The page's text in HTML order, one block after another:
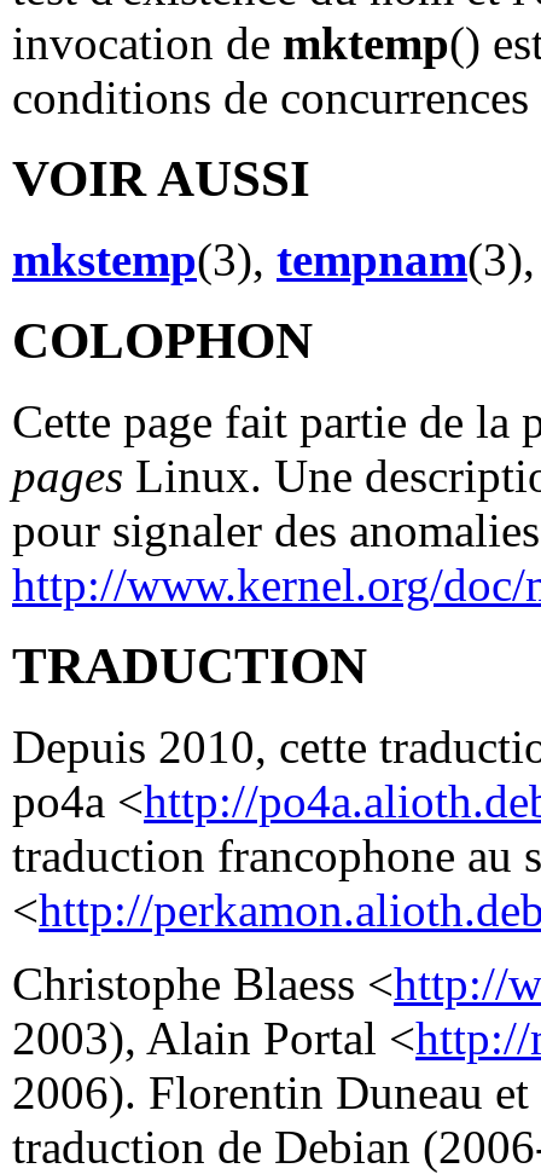
invocation de mktemp()
conditions de
VOIR AUSSI
mkstemp(3), tempnam
COLOPHON
Cette page fait partie de
pages Linux. Une
pour signaler des
http://www.kernel.org/doc/
TRADUCTION
Depuis 2010, cette
po4a <http://
traduction francophone au
<http://
Christophe Blaess <http://
2003), Alain Portal <http://
2006). Florentin Duneau
traduction de Debian